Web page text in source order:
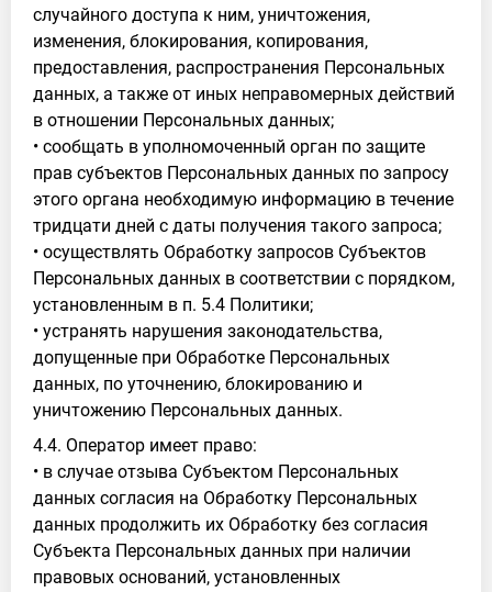
случайного доступа к ним, уничтожения,
изменения, блокирования, копирования,
предоставления, распространения Персональных
данных, а также от иных неправомерных действий
в отношении Персональных данных;
• сообщать в уполномоченный орган по защите
прав субъектов Персональных данных по запросу
этого органа необходимую информацию в течение
тридцати дней с даты получения такого запроса;
• осуществлять Обработку запросов Субъектов
Персональных данных в соответствии с порядком,
установленным в п. 5.4 Политики;
• устранять нарушения законодательства,
допущенные при Обработке Персональных
данных, по уточнению, блокированию и
уничтожению Персональных данных.
4.4. Оператор имеет право:
• в случае отзыва Субъектом Персональных
данных согласия на Обработку Персональных
данных продолжить их Обработку без согласия
Субъекта Персональных данных при наличии
правовых оснований, установленных